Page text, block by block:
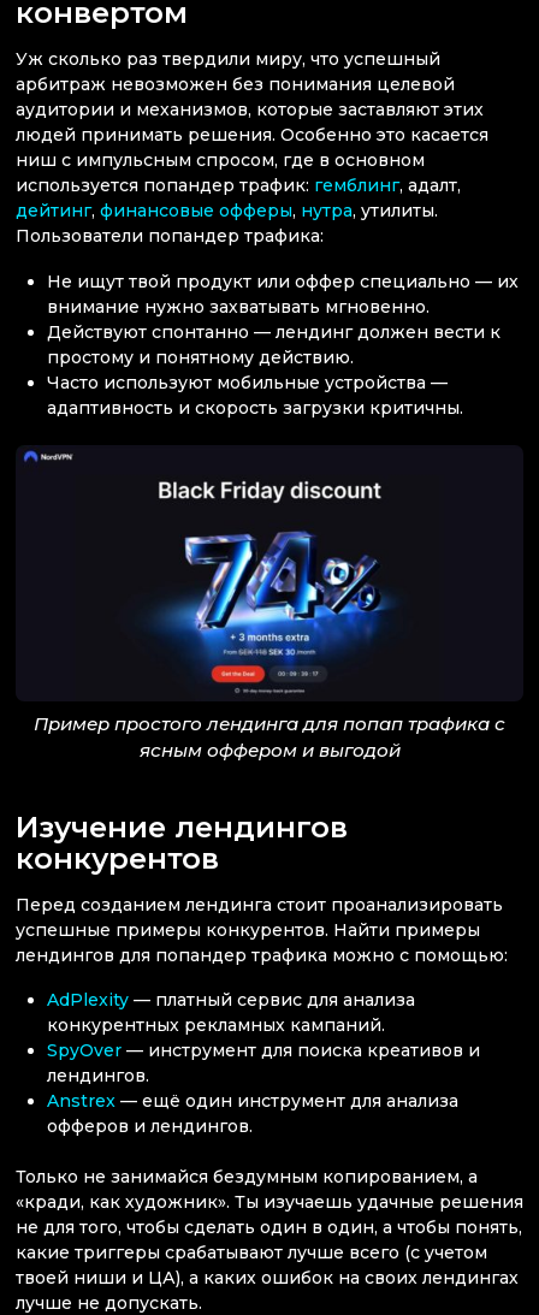
конвертом
Уж сколько раз твердили миру, что успешный
арбитраж невозможен без понимания целевой
аудитории и механизмов, которые заставляют этих
людей принимать решения. Особенно это касается
ниш с импульсным спросом, где в основном
используется попандер трафик: гемблинг, адалт,
дейтинг, финансовые офферы, нутра, утилиты.
Пользователи попандер трафика:
Не ищут твой продукт или оффер специально — их
внимание нужно захватывать мгновенно.
Действуют спонтанно — лендинг должен вести к
простому и понятному действию.
Часто используют мобильные устройства —
адаптивность и скорость загрузки критичны.
Пример простого лендинга для попап трафика с
ясным оффером и выгодой
Изучение лендингов
конкурентов
Перед созданием лендинга стоит проанализировать
успешные примеры конкурентов. Найти примеры
лендингов для попандер трафика можно с помощью:
AdPlexity — платный сервис для анализа
конкурентных рекламных кампаний.
SpyOver — инструмент для поиска креативов и
лендингов.
Anstrex — ещё один инструмент для анализа
офферов и лендингов.
Только не занимайся бездумным копированием, а
«кради, как художник». Ты изучаешь удачные решения
не для того, чтобы сделать один в один, а чтобы понять,
какие триггеры срабатывают лучше всего (с учетом
твоей ниши и ЦА), а каких ошибок на своих лендингах
лучше не допускать.